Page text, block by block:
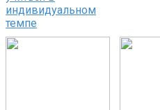
индивидуальном
темпе